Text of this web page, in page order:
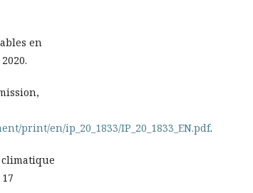
en
print/en/ip_20_1833/IP_20_1833_EN.pdf.
climatique